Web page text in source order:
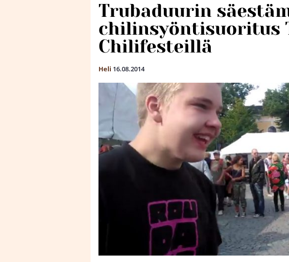
Trubaduurin
chilinsyöntisuoritus
Chilifesteillä
Heli 16.08.2014